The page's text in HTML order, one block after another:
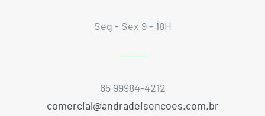
Seg - Sex 9 - 18H
65 99984-4212
comercial@andradeisencoes.com.br